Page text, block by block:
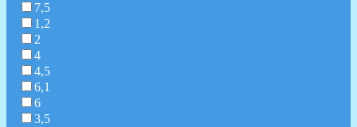
7,5
1,2
2
4
4,5
6,1
6
3,5